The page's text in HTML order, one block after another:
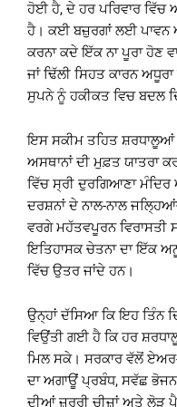
ਹੋਈ ਹੈ, ਦੇ ਹਰ ਪਰਿਵਾਰ ਵਿੱਚ
ਹੈ। ਕਈ ਬਜ਼ੁਰਗਾਂ ਲਈ ਪਾਵਨ
ਕਰਨਾ ਕਦੇ ਇੱਕ ਨਾ ਪੂਰਾ ਹੋਣ
ਜਾਂ ਢਿੱਲੀ ਸਿਹਤ ਕਾਰਨ
ਸੁਪਨੇ ਨੂੰ ਹਕੀਕਤ ਵਿਚ ਬਦਲ
ਇਸ ਸਕੀਮ ਤਹਿਤ ਸ਼ਰਧਾਲੂਆਂ
ਅਸਥਾਨਾਂ ਦੀ ਮੁਫ਼ਤ ਯਾਤਰਾ
ਵਿੱਚ ਸ੍ਰੀ ਦੁਰਗਿਆਣਾ
ਦਰਸ਼ਨਾਂ ਦੇ ਨਾਲ-ਨਾਲ
ਵਰਗੇ ਮਹੱਤਵਪੂਰਨ ਵਿਰਾਸਤੀ
ਇਤਿਹਾਸਕ ਚੇਤਨਾ ਦਾ ਇੱਕ
ਵਿੱਚ ਉਤਰ ਜਾਂਦੇ ਹਨ।
ਉਨ੍ਹਾਂ ਦੱਸਿਆ ਕਿ ਇਹ ਤਿੰਨ
ਵਿਉਂਤੀ ਗਈ ਹੈ ਕਿ ਹਰ
ਮਿਲ ਸਕੇ। ਸਰਕਾਰ ਵੱਲੋਂ
ਦਾ ਅਗਾਊਂ ਪ੍ਰਬੰਧ, ਸਵੱਛ
ਦੀਆਂ ਜ਼ਰੂਰੀ ਚੀਜ਼ਾਂ ਅਤੇ ਲੋੜ